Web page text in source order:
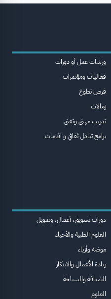
ورشات عمل أو دورات
فعاليات ومؤتمرات
فرص تطوع
زمالات
تدريب مهني وتقني
برامج تبادل ثقافي و اقامات
دورات تسويق، أعمال، وتمويل
العلوم الطبية والأحياء
موضة وأزياء
ريادة الأعمال والابتكار
الضيافة والسياحة
العلوم